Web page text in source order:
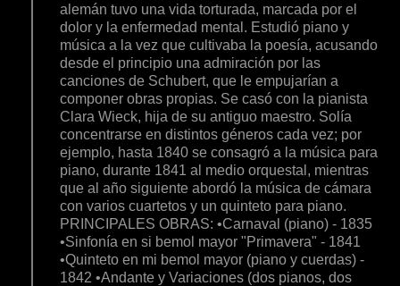
alemán tuvo una vida torturada, marcada por el
dolor y la enfermedad mental. Estudió piano y
música a la vez que cultivaba la poesía, acusando
desde el principio una admiración por las
canciones de Schubert, que le empujarían a
componer obras propias. Se casó con la pianista
Clara Wieck, hija de su antiguo maestro. Solía
concentrarse en distintos géneros cada vez; por
ejemplo, hasta 1840 se consagró a la música para
piano, durante 1841 al medio orquestal, mientras
que al año siguiente abordó la música de cámara
con varios cuartetos y un quinteto para piano.
PRINCIPALES OBRAS: •Carnaval (piano) - 1835
•Sinfonía en si bemol mayor "Primavera" - 1841
•Quinteto en mi bemol mayor (piano y cuerdas) -
1842 •Andante y Variaciones (dos pianos, dos